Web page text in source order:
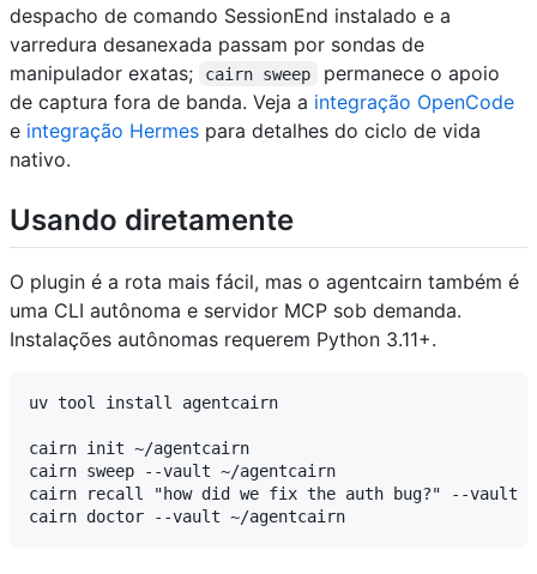
despacho de comando SessionEnd instalado e a
varredura desanexada passam por sondas de
manipulador exatas;
cairn sweep
permanece o apoio
de captura fora de banda. Veja a integração OpenCode
e integração Hermes para detalhes do ciclo de vida
nativo.
Usando diretamente
O plugin é a rota mais fácil, mas o agentcairn também é
uma CLI autônoma e servidor MCP sob demanda.
Instalações autônomas requerem Python 3.11+.
uv tool install agentcairn
cairn init ~/agentcairn
cairn sweep --vault ~/agentcairn
cairn recall "how did we fix the auth bug?" --vault